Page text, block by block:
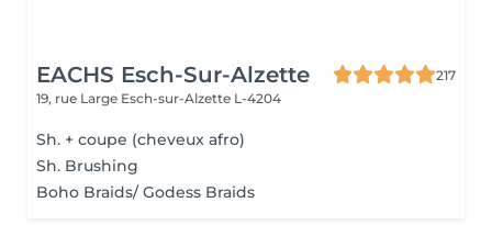
EACHS Esch-Sur-Alzette
217
19, rue Large Esch-sur-Alzette L-4204
Sh. + coupe (cheveux afro)
Sh. Brushing
Boho Braids/ Godess Braids